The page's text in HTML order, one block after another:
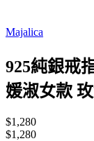
Majalica
925純銀戒
媛淑女款
$1,280
$1,280